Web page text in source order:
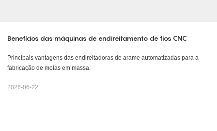
Benefícios das máquinas de endireitamento de fios CNC
Principais vantagens das endireitadoras de arame automatizadas para a
fabricação de molas em massa.
2026-06-22